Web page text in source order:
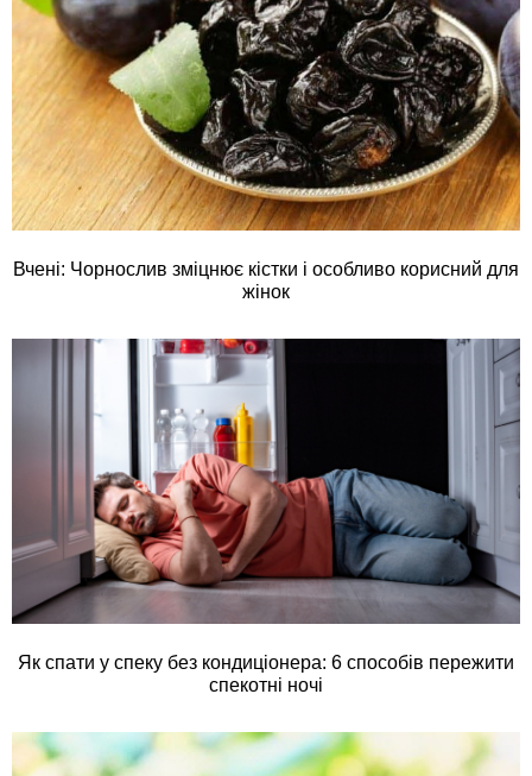
Вчені: Чорнослив зміцнює кістки і особливо корисний для
жінок
Як спати у спеку без кондиціонера: 6 способів пережити
спекотні ночі